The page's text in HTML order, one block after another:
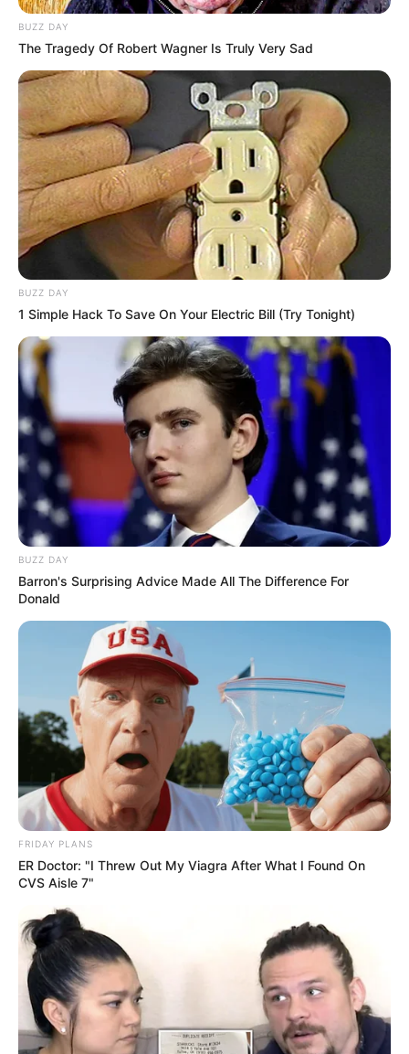
9 MUHTALAD
Découvrez le taux de réussite de onze pronostiqueurs de la
presse au jeu du Simple Gagnant et Placé sur les 10
derniers Quintés d’Obstacles.
Les Meilleures cotes pour les plus grandes compétitions de
Football sont ici
NUMEROS ASTRO QUINTE CHANCE DU JOUR
Le Spécial Tocard du GRAND STEEPLE-CHASE
DE LA VILLE DE DEAUVILLE
Le spécial Tocard de meilleur pronostic est assurément un
jeu spéculatif donc risqué…
LIRE LA SUITE
BUZZ DAY
The Tragedy Of Robert Wagner Is Truly Very Sad
BUZZ DAY
1 Simple Hack To Save On Your Electric Bill (Try Tonight)
BUZZ DAY
Barron's Surprising Advice Made All The Difference For
Donald
FRIDAY PLANS
ER Doctor: "I Threw Out My Viagra After What I Found On
CVS Aisle 7"